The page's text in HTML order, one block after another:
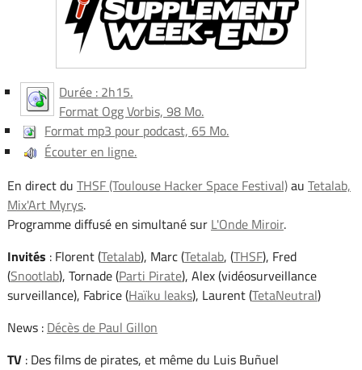
Durée : 2h15.
Format Ogg Vorbis, 98 Mo.
Format mp3 pour podcast, 65 Mo.
Écouter en ligne.
En direct du THSF (Toulouse Hacker Space Festival)au Tetalab,
Mix'Art Myrys.
Programme diffusé en simultané sur L'Onde Miroir.
Invités : Florent (Tetalab), Marc (Tetalab, (THSF), Fred
(Snootlab), Tornade (Parti Pirate), Alex (vidéosurveillance
surveillance), Fabrice (Haïku leaks), Laurent (TetaNeutral)
News : Décès de Paul Gillon
TV: Des films de pirates, et même du Luis Buñuel